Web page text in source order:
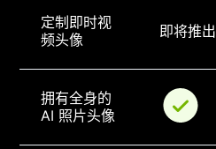
定制即时视
频头像
即将推出
拥有全身的
AI 照片头像